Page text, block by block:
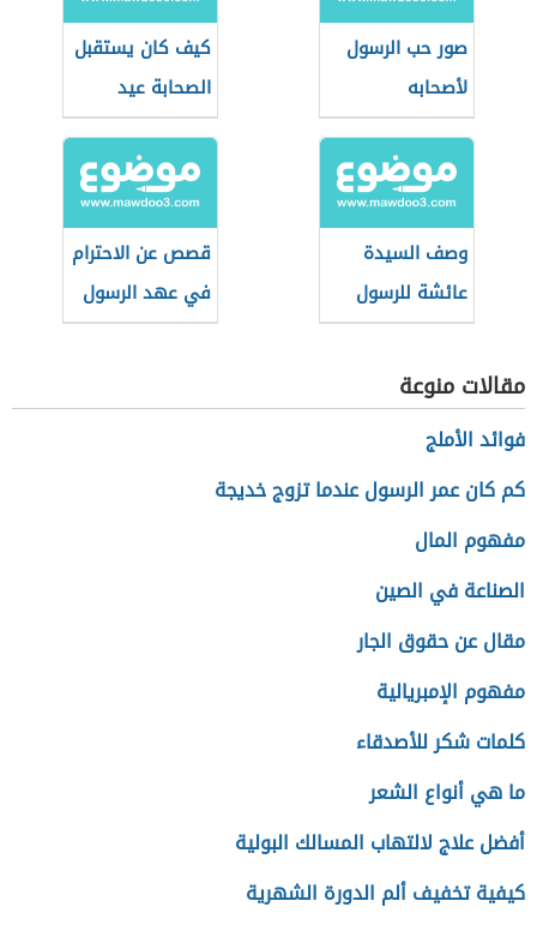
صور حب الرسول
لأصحابه
كيف كان يستقبل
الصحابة عيد
الأضحى؟
وصف السيدة
عائشة للرسول
قصص عن الاحترام
في عهد الرسول
مقالات منوعة
فوائد الأملج
كم كان عمر الرسول عندما تزوج خديجة
مفهوم المال
الصناعة في الصين
مقال عن حقوق الجار
مفهوم الإمبريالية
كلمات شكر للأصدقاء
ما هي أنواع الشعر
أفضل علاج لالتهاب المسالك البولية
كيفية تخفيف ألم الدورة الشهرية